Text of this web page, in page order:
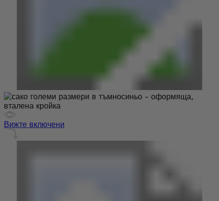
Вижте включени